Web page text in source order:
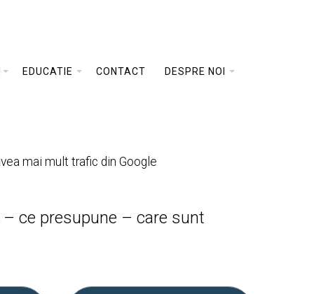
EDUCATIE CONTACT DESPRE NOI
mai mult trafic din Google
ce presupune – care sunt